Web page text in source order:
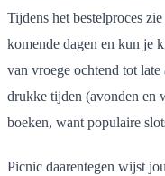
Tijdens het bestelproces
komende dagen en kun je
van vroege ochtend tot
drukke tijden (avonden en
boeken, want populaire
Picnic daarentegen wijst